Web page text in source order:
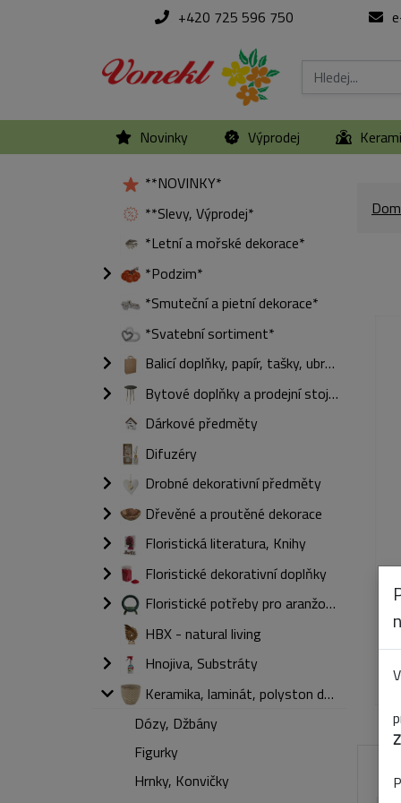
+420 725 596 750
Novinky Výprodej
**NOVINKY*
**Slevy, Výprodej*
*Letní a mořské dekorace*
*Podzim*
*Smuteční a pietní dekorace*
*Svatební sortiment*
Balicí doplňky, papír, tašky, ubrousky
Bytové doplňky a prodejní stojany
Dárkové předměty
Difuzéry
Drobné dekorativní předměty
Dřevěné a proutěné dekorace
Floristická literatura, Knihy
Floristické dekorativní doplňky
Floristické potřeby pro aranžování
HBX - natural living
Hnojiva, Substráty
Keramika, laminát, polyston dárkový a dekorativní
Dózy, Džbány
Figurky
Hrnky, Konvičky